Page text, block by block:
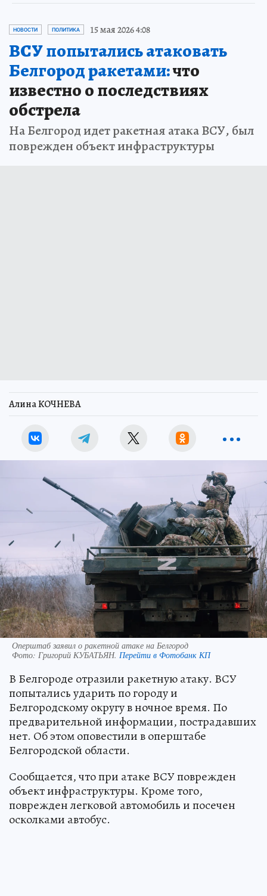
НОВОСТИ ПОЛИТИКА 15 мая 2026 4:08
ВСУ попытались атаковать
Белгород ракетами:что
известно о последствиях
обстрела
На Белгород идет ракетная атака ВСУ, был
поврежден объект инфраструктуры
Алина КОЧНЕВА
Оперштаб заявил о ракетной атаке на Белгород
Фото: Григорий КУБАТЬЯН. Перейти в Фотобанк КП
В Белгороде отразили ракетную атаку. ВСУ
попытались ударить по городу и
Белгородскому округу в ночное время. По
предварительной информации, пострадавших
нет. Об этом оповестили в оперштабе
Белгородской области.
Сообщается, что при атаке ВСУ поврежден
объект инфраструктуры. Кроме того,
поврежден легковой автомобиль и посечен
осколками автобус.